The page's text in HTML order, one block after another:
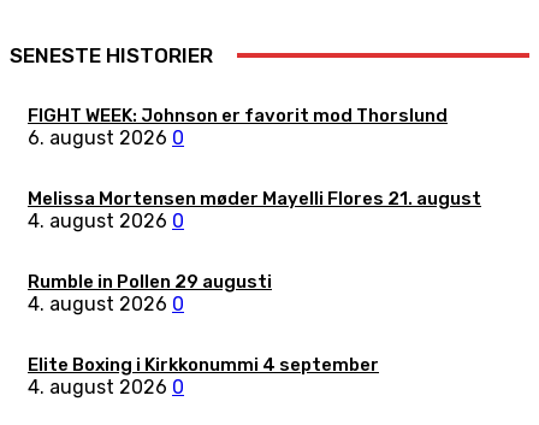
SENESTE HISTORIER
FIGHT WEEK: Johnson er favorit mod Thorslund
6. august 2026 0
Melissa Mortensen møder Mayelli Flores 21. august
4. august 2026 0
Rumble in Pollen 29 augusti
4. august 2026 0
Elite Boxing i Kirkkonummi 4 september
4. august 2026 0